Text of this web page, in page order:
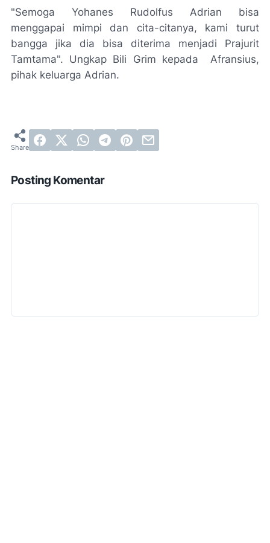
"Semoga Yohanes Rudolfus Adrian bisa
menggapai mimpi dan cita-citanya, kami turut
bangga jika dia bisa diterima menjadi Prajurit
Tamtama". Ungkap Bili Grim kepada Afransius,
pihak keluarga Adrian.
Posting Komentar